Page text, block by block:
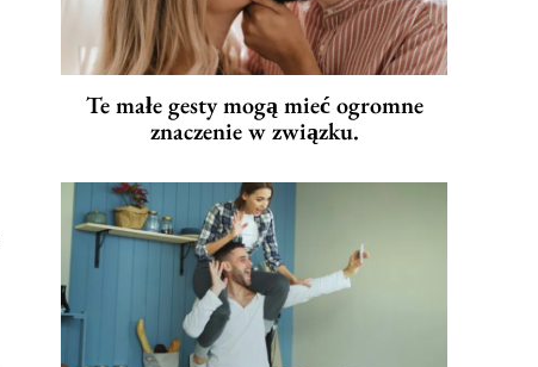
Te małe gesty mogą mieć ogromne
znaczenie w związku.